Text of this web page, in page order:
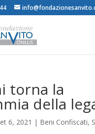
torna la
della
6, 2021 | Beni Confiscati,